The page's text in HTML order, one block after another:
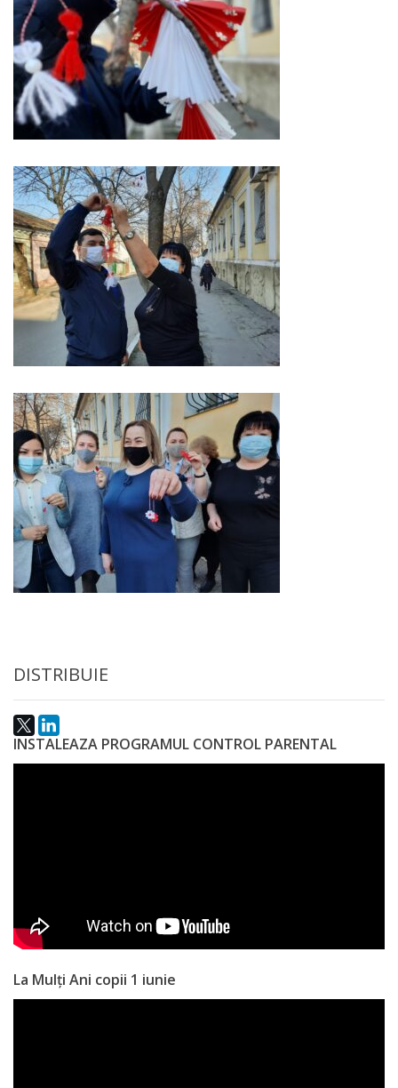
Achiziții
publice
Invitații
de
Planuri
de
achiziții
Anticorupție
Știri
și
Evenimente
Acte
și
regulamente
Legislație
națională
Acte
interne
presă
Informații
utile
DISTRIBUIE
INSTALEAZA PROGRAMUL CONTROL PARENTAL
La Mulți Ani copii 1 iunie